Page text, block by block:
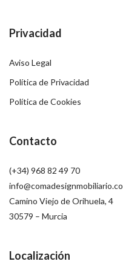
Privacidad
Aviso Legal
Política de Privacidad
Política de Cookies
Contacto
(+34) 968 82 49 70
Camino Viejo de Orihuela, 4
30579 – Murcia
Localización